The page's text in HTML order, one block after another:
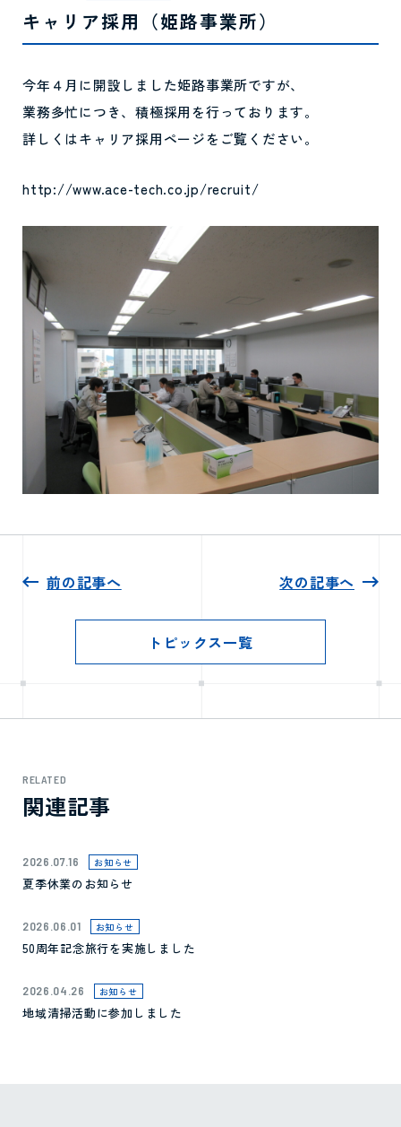
キャリア採用（姫路事業所）
今年４月に開設しました姫路事業所ですが、
業務多忙につき、積極採用を行っております。
詳しくはキャリア採用ページをご覧ください。
http://www.ace-tech.co.jp/recruit/
前の記事へ 次の記事へ
トピックス一覧
RELATED
関連記事
2026.07.16 お知らせ
夏季休業のお知らせ
2026.06.01 お知らせ
50周年記念旅行を実施しました
2026.04.26 お知らせ
地域清掃活動に参加しました